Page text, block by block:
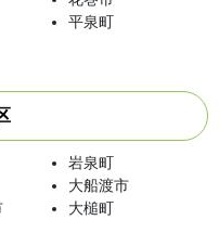
平泉町
岩泉町
大船渡市
大槌町